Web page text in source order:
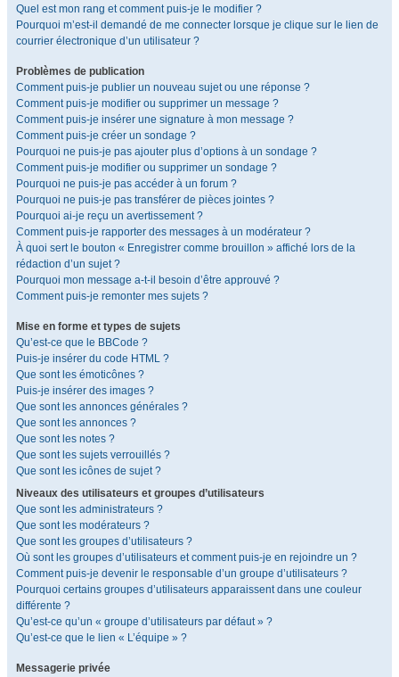
Quel est mon rang et comment puis-je le modifier ?
Pourquoi m’est-il demandé de me connecter lorsque je clique sur le lien de
courrier électronique d’un utilisateur ?
Problèmes de publication
Comment puis-je publier un nouveau sujet ou une réponse ?
Comment puis-je modifier ou supprimer un message ?
Comment puis-je insérer une signature à mon message ?
Comment puis-je créer un sondage ?
Pourquoi ne puis-je pas ajouter plus d’options à un sondage ?
Comment puis-je modifier ou supprimer un sondage ?
Pourquoi ne puis-je pas accéder à un forum ?
Pourquoi ne puis-je pas transférer de pièces jointes ?
Pourquoi ai-je reçu un avertissement ?
Comment puis-je rapporter des messages à un modérateur ?
À quoi sert le bouton « Enregistrer comme brouillon » affiché lors de la
rédaction d’un sujet ?
Pourquoi mon message a-t-il besoin d’être approuvé ?
Comment puis-je remonter mes sujets ?
Mise en forme et types de sujets
Qu’est-ce que le BBCode ?
Puis-je insérer du code HTML ?
Que sont les émoticônes ?
Puis-je insérer des images ?
Que sont les annonces générales ?
Que sont les annonces ?
Que sont les notes ?
Que sont les sujets verrouillés ?
Que sont les icônes de sujet ?
Niveaux des utilisateurs et groupes d’utilisateurs
Que sont les administrateurs ?
Que sont les modérateurs ?
Que sont les groupes d’utilisateurs ?
Où sont les groupes d’utilisateurs et comment puis-je en rejoindre un ?
Comment puis-je devenir le responsable d’un groupe d’utilisateurs ?
Pourquoi certains groupes d’utilisateurs apparaissent dans une couleur
différente ?
Qu’est-ce qu’un « groupe d’utilisateurs par défaut » ?
Qu’est-ce que le lien « L’équipe » ?
Messagerie privée